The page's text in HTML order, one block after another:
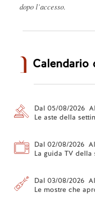
sponsorizzazioni.
preteso che il
dopo l’accesso.
Calendario
Dal 05/08/2026
Le aste della
Dal 02/08/2026
La guida TV della
Dal 03/08/2026
Le mostre che